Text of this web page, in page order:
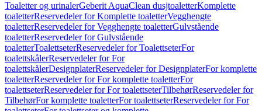
Toaletter og urinalerGeberit AquaClean dusjtoaletterKomplette
toaletterReservedeler for Komplette toaletterVegghengte
toaletterReservedeler for Vegghengte toaletterGulvstående
toaletterReservedeler for Gulvstående
toaletterToalettseterReservedeler for ToalettseterFor
toalettskålerReservedeler for For
toalettskålerDesignplaterReservedeler for DesignplaterFor komplette
toaletterReservedeler for For komplette toaletterFor
toalettseterReservedeler for For toalettseterTilbehørReservedeler for
TilbehørFor komplette toaletterFor toalettseterReservedeler for For